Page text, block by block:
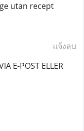
utan recept
แจ้งลบ
E-POST ELLER